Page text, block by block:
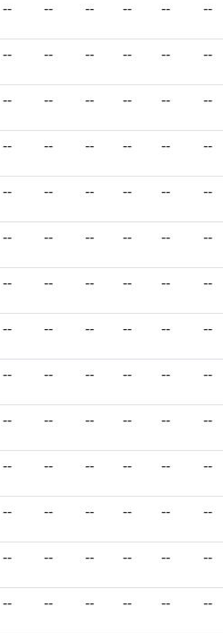
-- -- -- -- -- --
-- -- -- -- -- --
-- -- -- -- -- --
-- -- -- -- -- --
-- -- -- -- -- --
-- -- -- -- -- --
-- -- -- -- -- --
-- -- -- -- -- --
-- -- -- -- -- --
-- -- -- -- -- --
-- -- -- -- -- --
-- -- -- -- -- --
-- -- -- -- -- --
-- -- -- -- -- --